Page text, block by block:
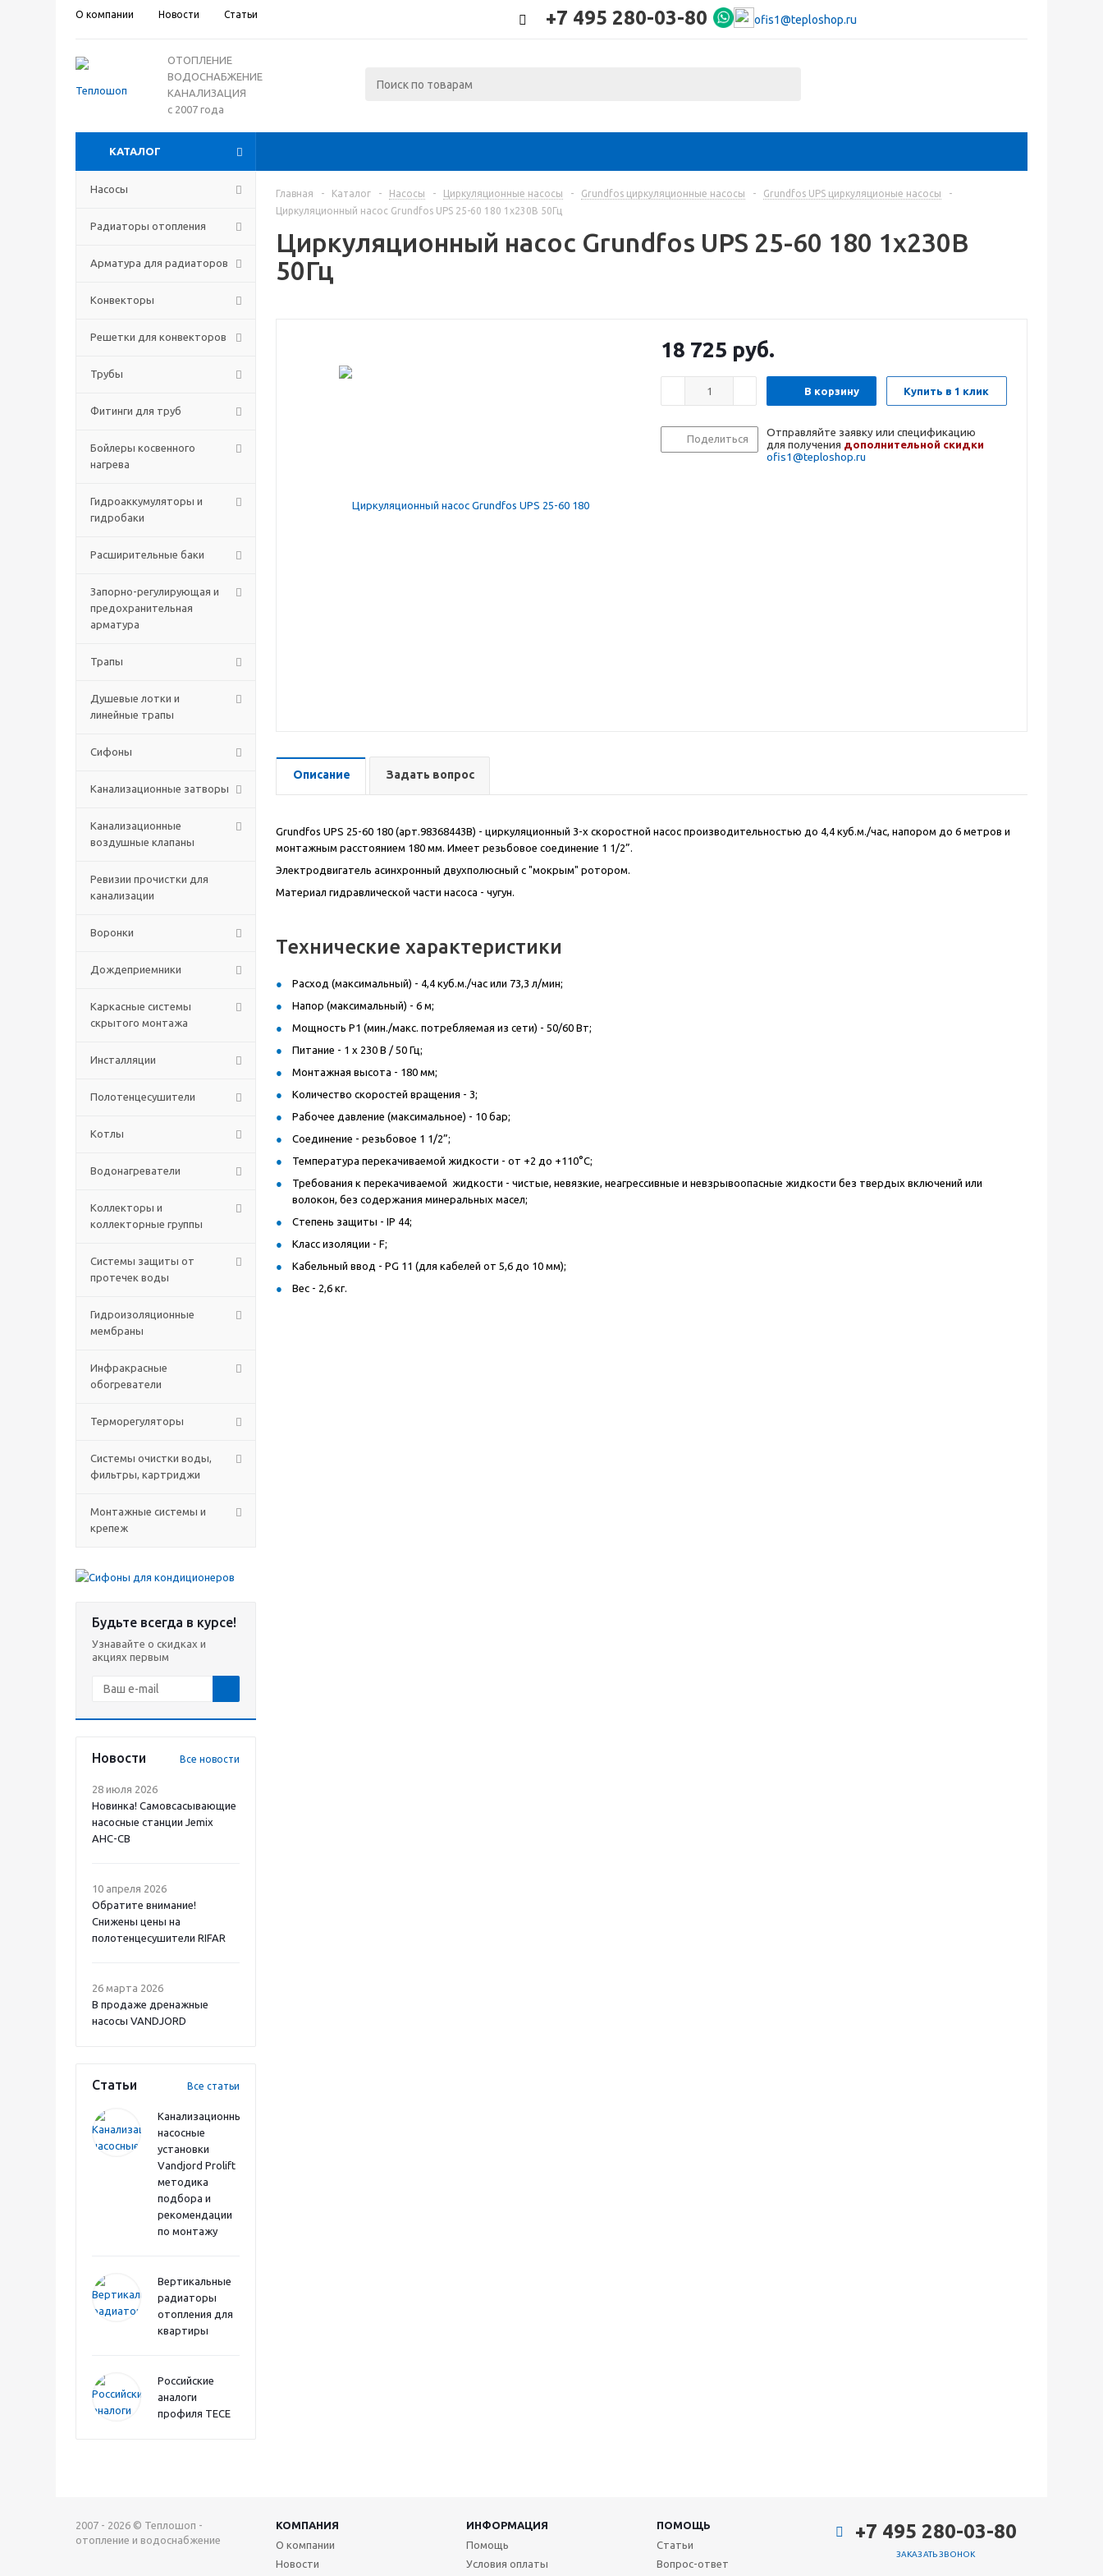
О компании Новости Статьи +7 495 280-03-80 ofis1@teploshop.ru
ОТОПЛЕНИЕ
ВОДОСНАБЖЕНИЕ
КАНАЛИЗАЦИЯ
с 2007 года
КАТАЛОГ
Насосы
Радиаторы отопления
Арматура для радиаторов
Конвекторы
Решетки для конвекторов
Трубы
Фитинги для труб
Бойлеры косвенного
нагрева
Гидроаккумуляторы и
гидробаки
Расширительные баки
Запорно-регулирующая и
предохранительная
арматура
Трапы
Душевые лотки и
линейные трапы
Сифоны
Канализационные затворы
Канализационные
воздушные клапаны
Ревизии прочистки для
канализации
Воронки
Дождеприемники
Каркасные системы
скрытого монтажа
Инсталляции
Полотенцесушители
Котлы
Водонагреватели
Коллекторы и
коллекторные группы
Системы защиты от
протечек воды
Гидроизоляционные
мембраны
Инфракрасные
обогреватели
Терморегуляторы
Системы очистки воды,
фильтры, картриджи
Монтажные системы и
крепеж
Будьте всегда в курсе!
Узнавайте о скидках и
акциях первым
Новости Все новости
28 июля 2026
Новинка! Самовсасывающие
насосные станции Jemix
АНС-СВ
10 апреля 2026
Обратите внимание!
Снижены цены на
полотенцесушители RIFAR
26 марта 2026
В продаже дренажные
насосы VANDJORD
Статьи Все статьи
Канализационные
насосные
установки
Vandjord Prolift
методика
подбора и
рекомендации
по монтажу
Вертикальные
радиаторы
отопления для
квартиры
Российские
аналоги
профиля TECE
Главная - Каталог - Насосы - Циркуляционные насосы - Grundfos циркуляционные насосы - Grundfos UPS циркуляционые насосы
-
Циркуляционный насос Grundfos UPS 25-60 180 1x230В 50Гц
Циркуляционный насос Grundfos UPS 25-60 180 1x230В
50Гц
18 725 руб.
В корзину Купить в 1 клик
Поделиться
Отправляйте заявку или спецификацию
для получения дополнительной скидки
ofis1@teploshop.ru
Описание Задать вопрос
Grundfos UPS 25-60 180 (арт.98368443B) - циркуляционный 3-х скоростной насос производительностью до 4,4 куб.м./час, напором до 6 метров и
монтажным расстоянием 180 мм. Имеет резьбовое соединение 1 1/2”.
Электродвигатель асинхронный двухполюсный с "мокрым" ротором.
Материал гидравлической части насоса - чугун.
Технические характеристики
Расход (максимальный) - 4,4 куб.м./час или 73,3 л/мин;
Напор (максимальный) - 6 м;
Мощность P1 (мин./макс. потребляемая из сети) - 50/60 Вт;
Питание - 1 x 230 В / 50 Гц;
Монтажная высота - 180 мм;
Количество скоростей вращения - 3;
Рабочее давление (максимальное) - 10 бар;
Соединение - резьбовое 1 1/2”;
Температура перекачиваемой жидкости - от +2 до +110°С;
Требования к перекачиваемой жидкости - чистые, невязкие, неагрессивные и невзрывоопасные жидкости без твердых включений или
волокон, без содержания минеральных масел;
Степень защиты - IP 44;
Класс изоляции - F;
Кабельный ввод - PG 11 (для кабелей от 5,6 до 10 мм);
Вес - 2,6 кг.
2007 - 2026 © Теплошоп -
отопление и водоснабжение
КОМПАНИЯ ИНФОРМАЦИЯ
ПОМОЩЬ
О компании
Новости
Помощь
Условия оплаты
Статьи
Вопрос-ответ
+7 495 280-03-80
ЗАКАЗАТЬ ЗВОНОК